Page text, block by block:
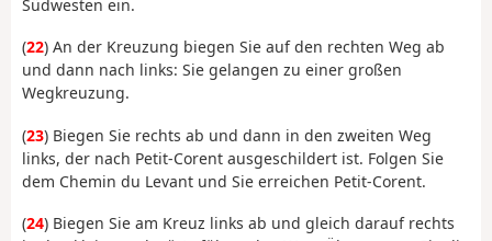
Südwesten ein.
(22) An der Kreuzung biegen Sie auf den rechten Weg ab
und dann nach links: Sie gelangen zu einer großen
Wegkreuzung.
(23) Biegen Sie rechts ab und dann in den zweiten Weg
links, der nach Petit-Corent ausgeschildert ist. Folgen Sie
dem Chemin du Levant und Sie erreichen Petit-Corent.
(24) Biegen Sie am Kreuz links ab und gleich darauf rechts